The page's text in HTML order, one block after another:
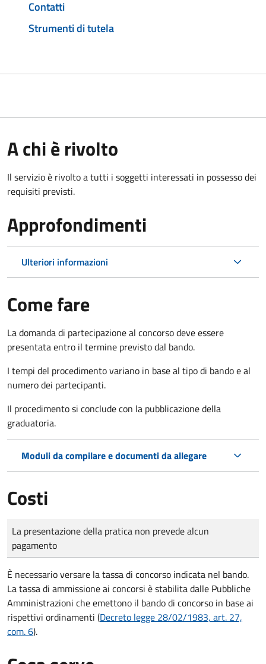
Contatti
Strumenti di tutela
A chi è rivolto
Il servizio è rivolto a tutti i soggetti interessati in possesso dei
requisiti previsti.
Approfondimenti
Ulteriori informazioni
Come fare
La domanda di partecipazione al concorso deve essere
presentata entro il termine previsto dal bando.
I tempi del procedimento variano in base al tipo di bando e al
numero dei partecipanti.
Il procedimento si conclude con la pubblicazione della
graduatoria.
Moduli da compilare e documenti da allegare
Costi
Tipo di pagamento
Importo
La presentazione della pratica non prevede alcun
pagamento
È necessario versare la tassa di concorso indicata nel bando.
La tassa di ammissione ai concorsi è stabilita dalle Pubbliche
Amministrazioni che emettono il bando di concorso in base ai
rispettivi ordinamenti (Decreto legge 28/02/1983, art. 27,
com. 6).